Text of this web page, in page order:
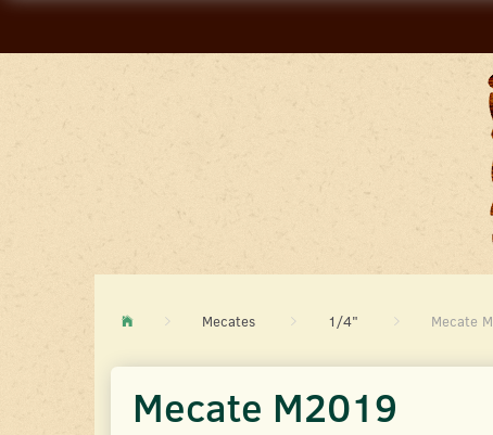
Mecates 1/4" Mecate
Mecate M2019